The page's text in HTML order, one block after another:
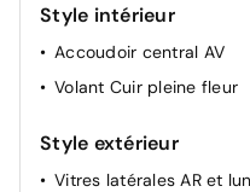
Rétroviseur intérieur
Siège conducteur avec
Allumage automatique
croisement
Miroir de courtoisie
Style intérieur
Accoudoir central AV
Volant Cuir pleine fleur
Style extérieur
Vitres latérales AR et